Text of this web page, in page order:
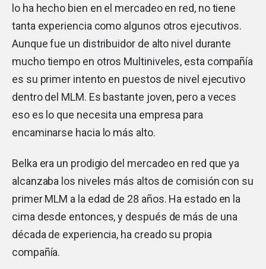
lo ha hecho bien en el mercadeo en red, no tiene
tanta experiencia como algunos otros ejecutivos.
Aunque fue un distribuidor de alto nivel durante
mucho tiempo en otros Multiniveles, esta compañía
es su primer intento en puestos de nivel ejecutivo
dentro del MLM. Es bastante joven, pero a veces
eso es lo que necesita una empresa para
encaminarse hacia lo más alto.
Belka era un prodigio del mercadeo en red que ya
alcanzaba los niveles más altos de comisión con su
primer MLM a la edad de 28 años. Ha estado en la
cima desde entonces, y después de más de una
década de experiencia, ha creado su propia
compañía.